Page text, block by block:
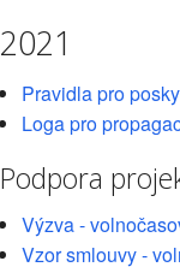
2021
Pravidla pro
Loga pro
Podpora
Výzva -
Vzor smlouvy -